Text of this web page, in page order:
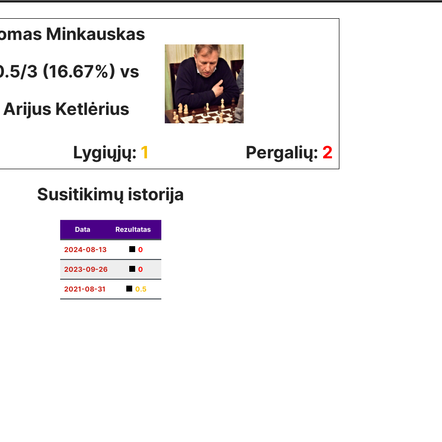
Minkauskas
3 (16.67%) vs
Arijus Ketlėrius
Lygiųjų: 1 Pergalių: 2
Susitikimų istorija
Data Rezultatas
2024-08-13 0
2023-09-26 0
2021-08-31 0.5